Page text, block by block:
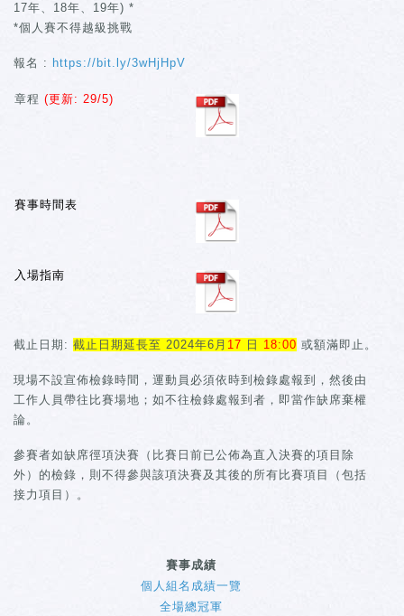
17年、18年、19年) *
*個人賽不得越級挑戰
報名 : https://bit.ly/3wHjHpV
章程 (更新: 29/5)
賽事時間表
入場指南
截止日期: 截止日期延長至 2024年6月 17 日 18:00 或額滿即止。
現場不設宣佈檢錄時間，運動員必須依時到檢錄處報到，然後由
工作人員帶往比賽場地；如不往檢錄處報到者，即當作缺席棄權
論。
參賽者如缺席徑項決賽（比賽日前已公佈為直入決賽的項目除
外）的檢錄，則不得參與該項決賽及其後的所有比賽項目（包括
接力項目）。
賽事成績
個人組名成績一覽
全場總冠軍